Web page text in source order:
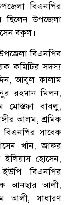
বিএনপির
ছিলেন উপজেলা
বকুল।
উপজেলা বিএনপির
কমিটির সদস্য
আবুল কালাম
রহমান মিলন,
বাবলু,
আলম, শ্রমিক
সাবেক
খাঁন, জাফর
হোসেন,
বিএনপির
আনছার আলী,
আলী, সাধারণ